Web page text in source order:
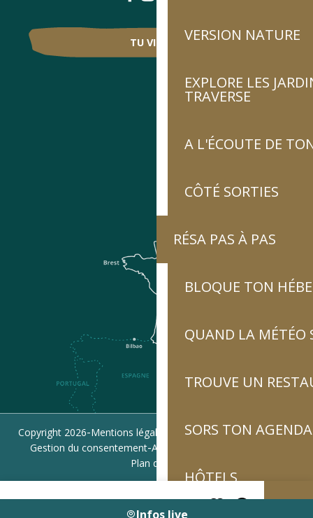
VERSION NATURE
EXPLORE LES
TRAVERSE
A L'ÉCOUTE DE
CÔTÉ SORTIES
RÉSA PAS À PAS
BLOQUE TON
QUAND LA MÉTÉO
TROUVE UN
SORS TON AGENDA
HÔTELS
Infos live
TU VIENS ?
Copyright 2026-Mentions légales Politique de confidentialité-
Gestion du consentement-Accessibilité : non conforme
Plan du site